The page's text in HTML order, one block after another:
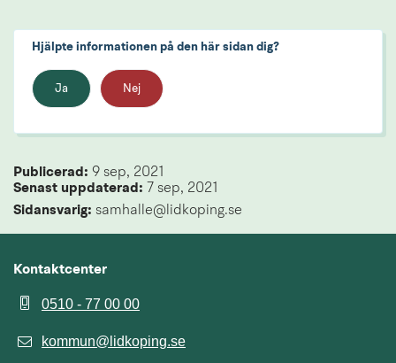
Hjälpte informationen på den här sidan dig?
Ja Nej
Publicerad: 9 sep, 2021
Senast uppdaterad: 7 sep, 2021
Sidansvarig: samhalle@lidkoping.se
Kontaktcenter
0510 - 77 00 00
kommun@lidkoping.se